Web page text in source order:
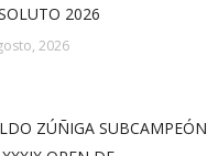
2026
2026
ZÚÑIGA SUBCAMPEÓN